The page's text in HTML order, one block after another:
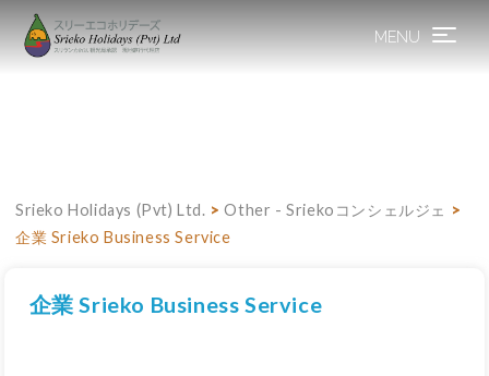
MENU Toggle
Srieko Holidays (Pvt) Ltd. >Other - Sriekoコンシェルジェ >
企業 Srieko Business Service
企業 Srieko Business Service